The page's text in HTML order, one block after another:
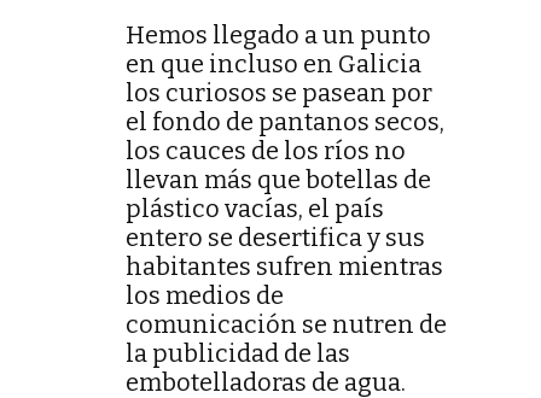
Hemos llegado a un punto
en que incluso en Galicia
los curiosos se pasean por
el fondo de pantanos secos,
los cauces de los ríos no
llevan más que botellas de
plástico vacías, el país
entero se desertifica y sus
habitantes sufren mientras
los medios de
comunicación se nutren de
la publicidad de las
embotelladoras de agua.